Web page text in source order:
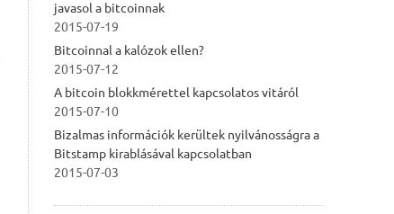
javasol a bitcoinnak
2015-07-19
Bitcoinnal a kalózok ellen?
2015-07-12
A bitcoin blokkmérettel kapcsolatos vitáról
2015-07-10
Bizalmas információk kerültek nyilvánosságra a
Bitstamp kirablásával kapcsolatban
2015-07-03